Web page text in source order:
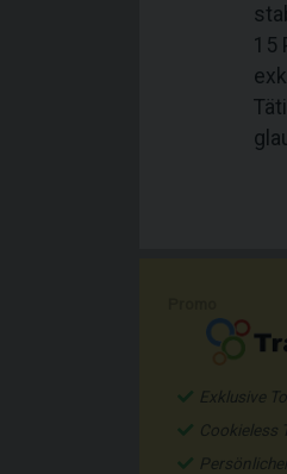
15
Exklusive
Cookieless